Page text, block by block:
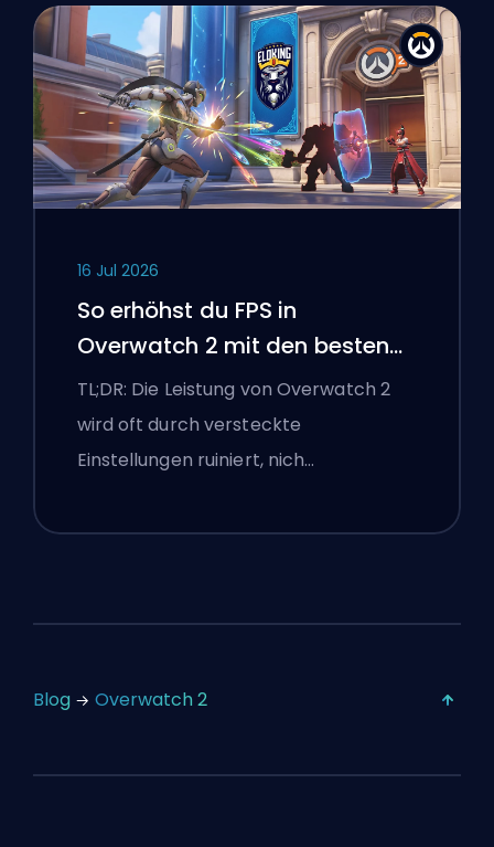
16 Jul 2026
So erhöhst du FPS in
Overwatch 2 mit den besten
Einstellungen
TL;DR: Die Leistung von Overwatch 2
wird oft durch versteckte
Einstellungen ruiniert, nich…
Blog Overwatch 2